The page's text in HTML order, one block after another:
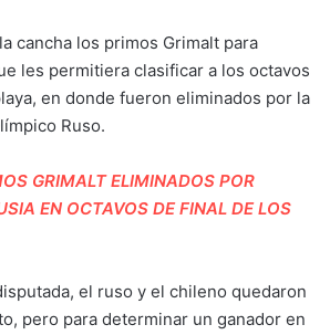
cancha los primos Grimalt para
les permitiera clasificar a los octavos
en donde fueron eliminados por la
Ruso.
GRIMALT ELIMINADOS POR
EN OCTAVOS DE FINAL DE LOS
el ruso y el chileno quedaron
pero para determinar un ganador en